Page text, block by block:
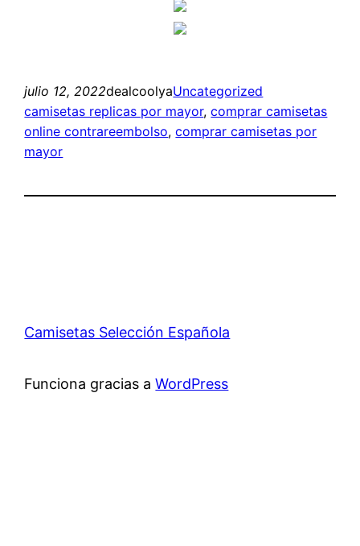
julio 12, 2022dealcoolyaUncategorized
camisetas replicas por mayor, comprar camisetas
online contrareembolso, comprar camisetas por
mayor
Camisetas Selección Española
Funciona gracias aWordPress